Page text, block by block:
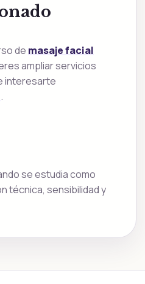
de masaje facial
ampliar servicios
interesarte
.
se estudia como
técnica, sensibilidad y